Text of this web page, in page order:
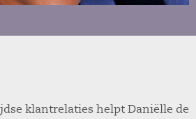
klantrelaties helpt Daniëlle de